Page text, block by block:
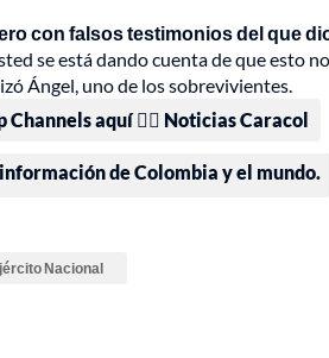
con falsos testimonios del que
se está dando cuenta de que esto
Ángel, uno de los sobrevivientes.
aquí 👉🏻 Noticias Caracol
de Colombia y el mundo.
Nacional